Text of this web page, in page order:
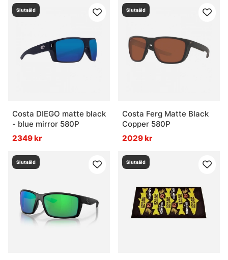
Slutsåld
Costa DIEGO matte black
- blue mirror 580P
2349 kr
Slutsåld
Costa Ferg Matte Black
Copper 580P
2029 kr
Slutsåld Slutsåld